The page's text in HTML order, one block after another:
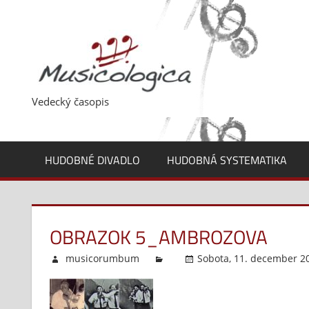
Vedecký časopis
HUDOBNÉ DIVADLO HUDOBNÁ SYSTEMATIKA
OBRAZOK 5_AMBROZOVA
musicorumbum Sobota, 11. december